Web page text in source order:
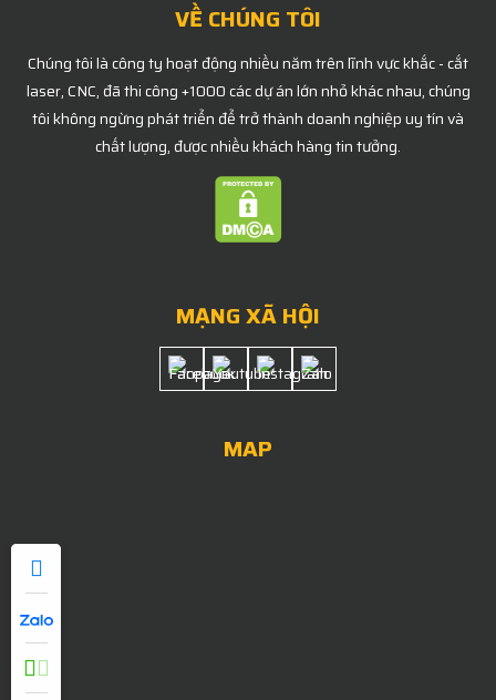
VỀ CHÚNG TÔI
Chúng tôi là công ty hoạt động nhiều năm trên lĩnh vực khắc - cắt
laser, CNC, đã thi công +1000 các dự án lớn nhỏ khác nhau, chúng
tôi không ngừng phát triển để trở thành doanh nghiệp uy tín và
chất lượng, được nhiều khách hàng tin tưởng.
MẠNG XÃ HỘI
MAP